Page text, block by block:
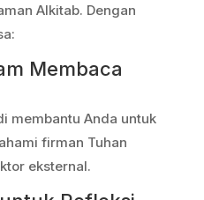
Alkitab. Dengan
Membaca
membantu Anda untuk
firman Tuhan
eksternal.